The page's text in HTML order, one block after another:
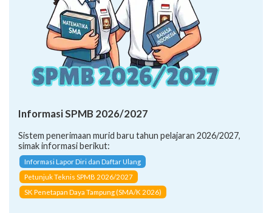
Informasi SPMB 2026/2027
Sistem penerimaan murid baru tahun pelajaran 2026/2027,
simak informasi berikut:
Informasi Lapor Diri dan Daftar Ulang
Petunjuk Teknis SPMB 2026/2027
SK Penetapan Daya Tampung (SMA/K 2026)